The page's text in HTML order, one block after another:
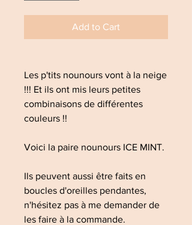
Add to Cart
Les p'tits nounours vont à la neige
!!! Et ils ont mis leurs petites
combinaisons de différentes
couleurs !!
Voici la paire nounours ICE MINT.
Ils peuvent aussi être faits en
boucles d'oreilles pendantes,
n'hésitez pas à me demander de
les faire à la commande.